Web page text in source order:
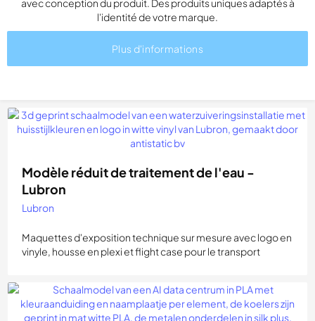
avec conception du produit. Des produits uniques adaptés à
l'identité de votre marque.
Plus d'informations
Modèle réduit de traitement de l'eau -
Lubron
Lubron
Maquettes d'exposition technique sur mesure avec logo en
vinyle, housse en plexi et flight case pour le transport